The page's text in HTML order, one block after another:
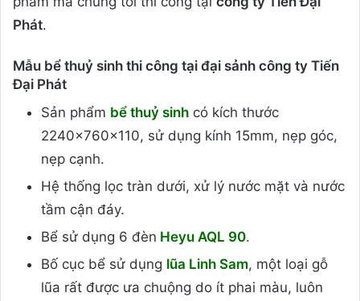
Phát.
Mẫu bể thuỷ sinh thi công tại đại sảnh công ty Tiến
Đại Phát
Sản phẩm bể thuỷ sinh có kích thước
2240x760x110, sử dụng kính 15mm, nẹp góc,
nẹp cạnh.
Hệ thống lọc tràn dưới, xử lý nước mặt và nước
tầm cận đáy.
Bể sử dụng 6 đèn Heyu AQL 90.
Bố cục bể sử dụng lũa Linh Sam, một loại gỗ
lũa rất được ưa chuộng do ít phai màu, luôn